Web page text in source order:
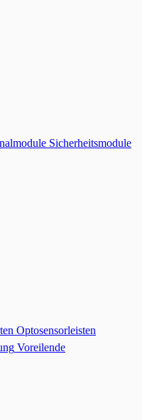
Sicherheitsmodule
Optosensorleisten
Voreilende